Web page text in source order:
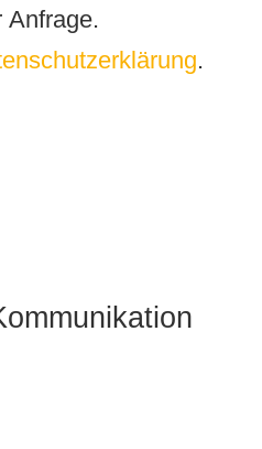
Anfrage.
.